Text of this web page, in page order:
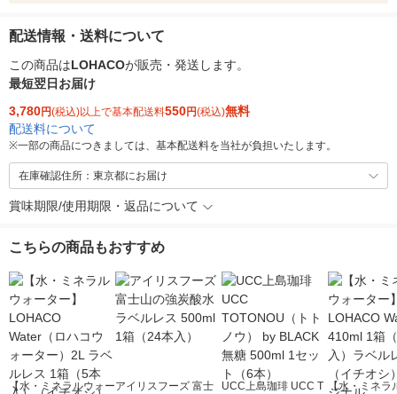
配送情報・送料について
この商品はLOHACOが販売・発送します。
最短翌日お届け
3,780円(税込)以上で基本配送料550円(税込)無料
配送料について
※一部の商品につきましては、基本配送料を当社が負担いたします。
在庫確認住所：東京都にお届け
賞味期限/使用期限・返品について
こちらの商品もおすすめ
【水・ミネラルウォーアイリスフーズ 富士
UCC上島珈琲 UCC T 【水・ミネラ